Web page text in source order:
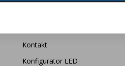
Kontakt
Konfigurator LED